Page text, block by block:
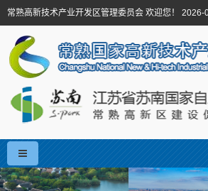
常熟高新技术产业开发区管理委员会 欢迎您！